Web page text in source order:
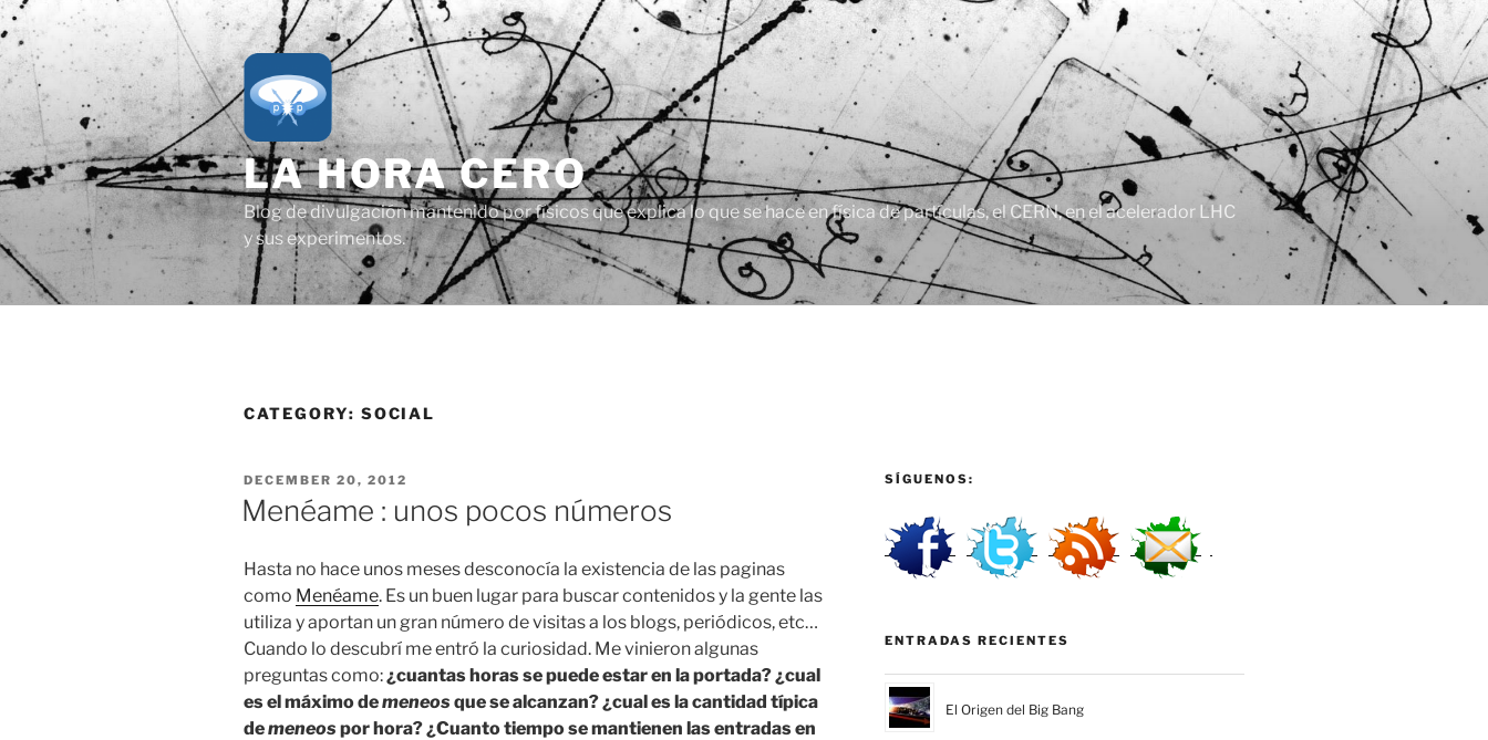
Skip
to
content
LA HORA CERO
Blog de divulgación mantenido por físicos que explica lo que se hace en física de partículas, el CERN, en el acelerador LHC
y sus experimentos.
CATEGORY: SOCIAL
POSTED
ON
DECEMBER 20, 2012
Menéame : unos pocos números
Hasta no hace unos meses desconocía la existencia de las paginas
como Menéame. Es un buen lugar para buscar contenidos y la gente las
utiliza y aportan un gran número de visitas a los blogs, periódicos, etc…
Cuando lo descubrí me entró la curiosidad. Me vinieron algunas
preguntas como: ¿cuantas horas se puede estar en la portada? ¿cual
es el máximo demeneos que se alcanzan? ¿cual es la cantidad típica
demeneos por hora? ¿Cuanto tiempo se mantienen las entradas en
SÍGUENOS:
ENTRADAS RECIENTES
El Origen del Big Bang